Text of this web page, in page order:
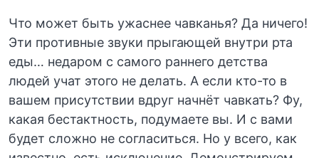
Что может быть ужаснее чавканья? Да ничего!
Эти противные звуки прыгающей внутри рта
еды… недаром с самого раннего детства
людей учат этого не делать. А если кто-то в
вашем присутствии вдруг начнёт чавкать? Фу,
какая бестактность, подумаете вы. И с вами
будет сложно не согласиться. Но у всего, как